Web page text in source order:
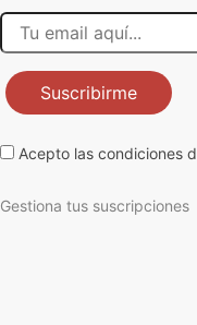
Suscribirme
Acepto las condiciones
Gestiona tus suscripciones